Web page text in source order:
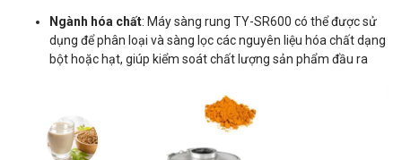
Ngành hóa chất: Máy sàng rung TY-SR600 có thể được sử
dụng để phân loại và sàng lọc các nguyên liệu hóa chất dạng
bột hoặc hạt, giúp kiểm soát chất lượng sản phẩm đầu ra